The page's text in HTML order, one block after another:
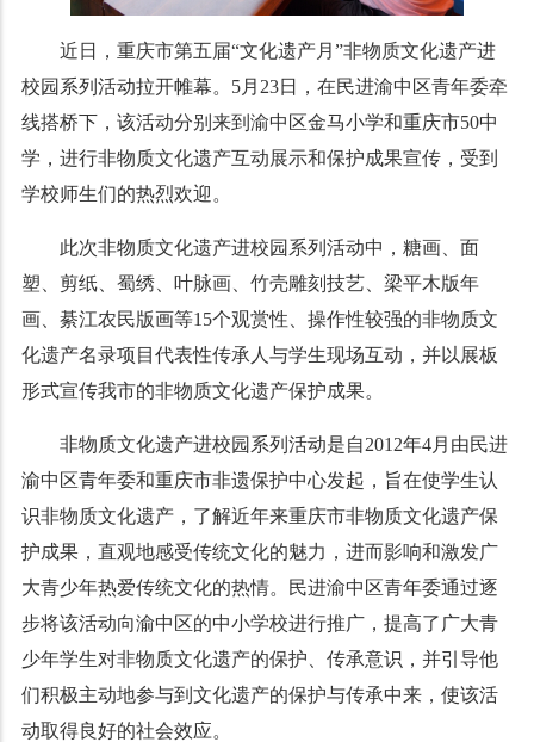
近日，重庆市第五届“文化遗产月”非物质文化遗产进
校园系列活动拉开帷幕。5月23日，在民进渝中区青年委牵
线搭桥下，该活动分别来到渝中区金马小学和重庆市50中
学，进行非物质文化遗产互动展示和保护成果宣传，受到
学校师生们的热烈欢迎。
此次非物质文化遗产进校园系列活动中，糖画、面
塑、剪纸、蜀绣、叶脉画、竹壳雕刻技艺、梁平木版年
画、綦江农民版画等15个观赏性、操作性较强的非物质文
化遗产名录项目代表性传承人与学生现场互动，并以展板
形式宣传我市的非物质文化遗产保护成果。
非物质文化遗产进校园系列活动是自2012年4月由民进
渝中区青年委和重庆市非遗保护中心发起，旨在使学生认
识非物质文化遗产，了解近年来重庆市非物质文化遗产保
护成果，直观地感受传统文化的魅力，进而影响和激发广
大青少年热爱传统文化的热情。民进渝中区青年委通过逐
步将该活动向渝中区的中小学校进行推广，提高了广大青
少年学生对非物质文化遗产的保护、传承意识，并引导他
们积极主动地参与到文化遗产的保护与传承中来，使该活
动取得良好的社会效应。